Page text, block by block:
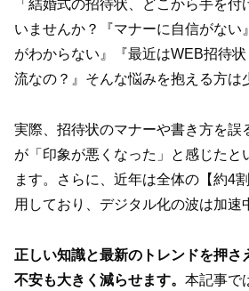
「結婚式の招待状、どこから手を
いませんか？『マナーに自信がない
がわからない』『最近はWEB招待
流なの？』そんな悩みを抱える方は
実際、招待状のマナーや書き方を誤
が「印象が悪くなった」と感じたと
ます。さらに、近年は全体の【約4
用しており、デジタル化の波は加速
正しい知識と最新のトレンドを押さ
不安も大きく減らせます。 本記事で